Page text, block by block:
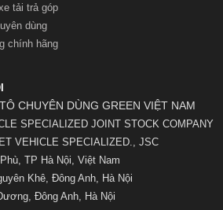
tải trả góp
dùng
chính hãng
CHUYÊN DÙNG GREEN VIỆT NAM
SPECIALIZED JOINT STOCK COMPANY
VEHICLE SPECIALIZED., JSC
TP Hà Nội, Việt Nam
Khê, Đông Anh, Hà Nội
Đông Anh, Hà Nội